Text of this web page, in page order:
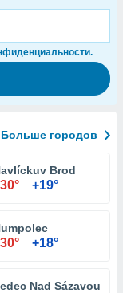
Больше городов
Brod
+19°
+18°
Nad Sázavou